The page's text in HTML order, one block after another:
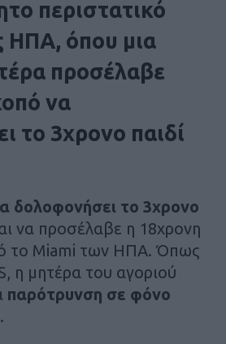
περιστατικό
ΗΠΑ, όπου μια
προσέλαβε
να
το 3χρονο παιδί
δολοφονήσει το 3χρονο
να προσέλαβε η 18χρονη
το Miami των ΗΠΑ. Όπως
η μητέρα του αγοριού
παρότρυνση σε φόνο
.